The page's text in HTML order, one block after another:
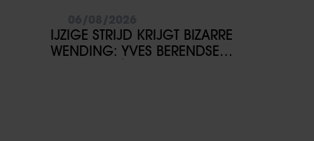
IJZIGE STRIJD KRIJGT BIZARRE
WENDING: YVES BERENDSE